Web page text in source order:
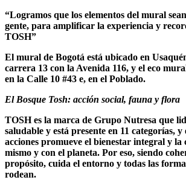
“Logramos que los elementos del mural
gente, para amplificar la experiencia y
TOSH”
El mural de Bogotá está ubicado en
carrera 13 con la Avenida 116, y el eco
en la Calle 10 #43 e, en el Poblado.
El Bosque Tosh: acción social, fauna y flora
TOSH es la marca de Grupo Nutresa que
saludable y está presente en 11 categorías, y
acciones promueve el bienestar integral y la
mismo y con el planeta. Por eso, siendo
propósito, cuida el entorno y todas las
rodean.